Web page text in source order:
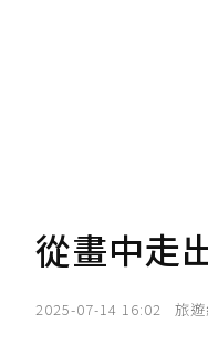
從畫中走
2025-07-14 16:02 旅